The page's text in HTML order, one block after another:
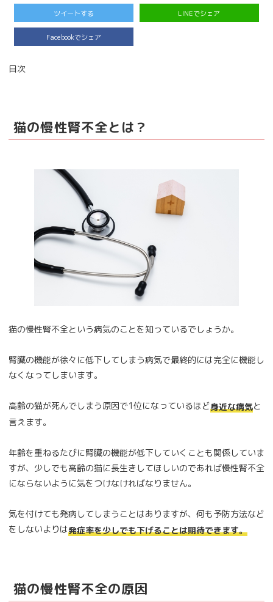
ツイートする LINEでシェア
Facebookでシェア
目次
猫の慢性腎不全とは？
猫の慢性腎不全という病気のことを知っているでしょうか。
腎臓の機能が徐々に低下してしまう病気で最終的には完全に機能し
なくなってしまいます。
高齢の猫が死んでしまう原因で1位になっているほど身近な病気と
言えます。
年齢を重ねるたびに腎臓の機能が低下していくことも関係していま
すが、少しでも高齢の猫に長生きしてほしいのであれば慢性腎不全
にならないように気をつけなければなりません。
気を付けても発病してしまうことはありますが、何も予防方法など
をしないよりは発症率を少しでも下げることは期待できます。
猫の慢性腎不全の原因